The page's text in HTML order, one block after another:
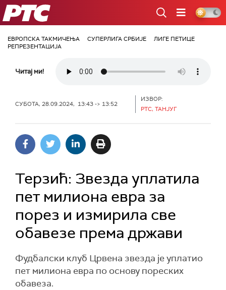
РТС
ЕВРОПСКА ТАКМИЧЕЊА СУПЕРЛИГА СРБИЈЕ
ЛИГЕ ПЕТИЦЕ
РЕПРЕЗЕНТАЦИЈА
Читај ми!
СУБОТА, 28.09.2024, 13:43 -> 13:52
ИЗВОР:
РТС, ТАНЈУГ
Терзић: Звезда уплатила
пет милиона евра за
порез и измирила све
обавезе према држави
Фудбалски клуб Црвена звезда је уплатио
пет милиона евра по основу пореских
обавеза.